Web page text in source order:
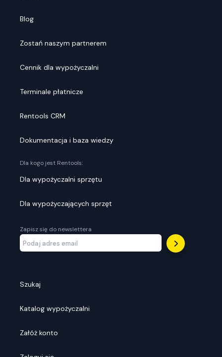
Blog
Zostań naszym partnerem
Cennik dla wypożyczalni
Terminale płatnicze
Rentools CRM
Dokumentacja i baza wiedzy
Dla kogo jest Rentools:
Dla wypożyczalni sprzętu
Dla wypożyczających sprzęt
Zapisz się do newslettera
Szukaj
Katalog wypożyczalni
Załóż konto